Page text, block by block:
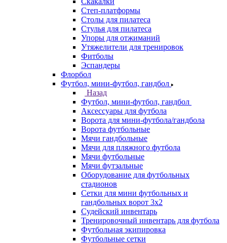
Степ-платформы
Столы для пилатеса
Стулья для пилатеса
Упоры для отжиманий
Утяжелители для тренировок
Фитболы
Эспандеры
Флорбол
Футбол, мини-футбол, гандбол
Назад
Футбол, мини-футбол, гандбол
Аксессуары для футбола
Ворота для мини-футбола/гандбола
Ворота футбольные
Мячи гандбольные
Мячи для пляжного футбола
Мячи футбольные
Мячи футзальные
Оборудование для футбольных
стадионов
Сетки для мини футбольных и
гандбольных ворот 3х2
Судейский инвентарь
Тренировочный инвентарь для футбола
Футбольная экипировка
Футбольные сетки